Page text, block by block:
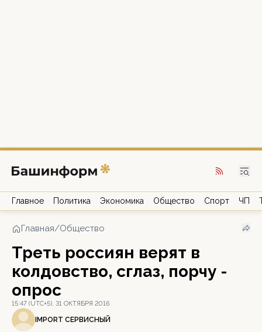
Главное Политика Экономика Общество Спорт ЧП
Главная/Общество
Треть россиян верят в
колдовство, сглаз, порчу -
опрос
15:47 (UTC+5), 31 ОКТЯБРЯ 2016
IMPORT СЕРВИСНЫЙ